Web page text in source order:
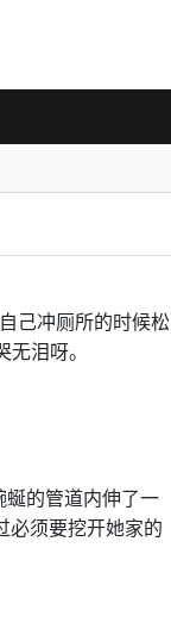
己冲厕所的时候松
泪呀。
的管道内伸了一
必须要挖开她家的